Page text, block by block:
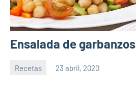
Ensalada de garbanzos
Recetas 23 abril, 2020